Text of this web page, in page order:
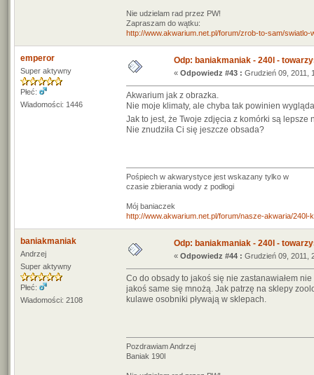
Nie udzielam rad przez PW!
Zapraszam do wątku:
http://www.akwarium.net.pl/forum/zrob-to-sam/
emperor
Super aktywny
Płeć:
Wiadomości: 1446
Odp: baniakmaniak - 240l -
« Odpowiedz #43 : Grudzień 09, 2011,
Akwarium jak z obrazka.
Nie moje klimaty, ale chyba tak powinien
Jak to jest, że Twoje zdjęcia z komórki są
Nie znudziła Ci się jeszcze obsada?
Pośpiech w akwarystyce jest wskazany tylko w
czasie zbierania wody z podłogi
Mój baniaczek
http://www.akwarium.net.pl/forum/nasze-akwaria/240l-
baniakmaniak
Andrzej
Super aktywny
Płeć:
Wiadomości: 2108
Odp: baniakmaniak - 240l -
« Odpowiedz #44 : Grudzień 09, 2011,
Co do obsady to jakoś się nie zastanawiałem
jakoś same się mnożą. Jak patrzę na sklepy
kulawe osobniki pływają w sklepach.
Pozdrawiam Andrzej
Baniak 190l